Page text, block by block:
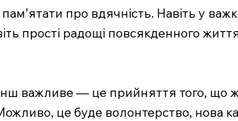
про вдячність. Навіть у
прості радощі повсякденного
важливе — це прийняття того, що
це буде волонтерство, нова